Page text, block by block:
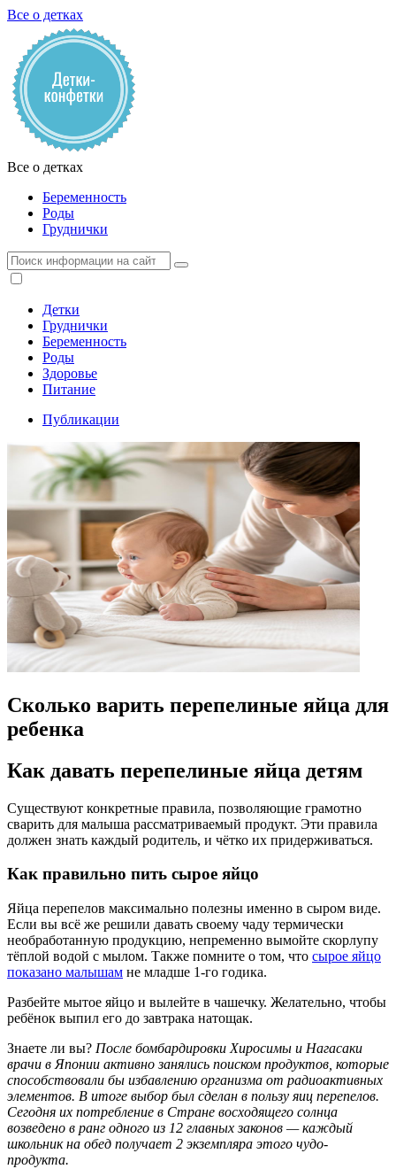
Все о детках
Все о детках
Беременность
Роды
Груднички
Детки
Груднички
Беременность
Роды
Здоровье
Питание
Публикации
Сколько варить перепелиные яйца для
ребенка
Как давать перепелиные яйца детям
Существуют конкретные правила, позволяющие грамотно
сварить для малыша рассматриваемый продукт. Эти правила
должен знать каждый родитель, и чётко их придерживаться.
Как правильно пить сырое яйцо
Яйца перепелов максимально полезны именно в сыром виде.
Если вы всё же решили давать своему чаду термически
необработанную продукцию, непременно вымойте скорлупу
тёплой водой с мылом. Также помните о том, что сырое яйцо
показано малышам не младше 1-го годика.
Разбейте мытое яйцо и вылейте в чашечку. Желательно, чтобы
ребёнок выпил его до завтрака натощак.
Знаете ли вы? После бомбардировки Хиросимы и Нагасаки
врачи в Японии активно занялись поиском продуктов, которые
способствовали бы избавлению организма от радиоактивных
элементов. В итоге выбор был сделан в пользу яиц перепелов.
Сегодня их потребление в Стране восходящего солнца
возведено в ранг одного из 12 главных законов — каждый
школьник на обед получает 2 экземпляра этого чудо-
продукта.